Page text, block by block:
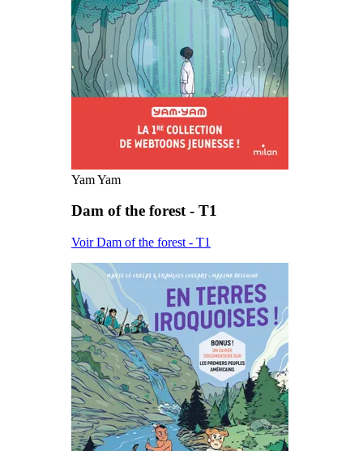
Yam Yam
Dam of the forest - T1
Voir Dam of the forest - T1